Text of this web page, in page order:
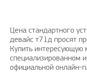
Цена стандартного
девайс т71д просят
Купить
специализированном
официальной онлайн-